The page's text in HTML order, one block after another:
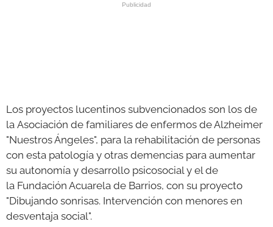
Los proyectos lucentinos subvencionados son los de
la Asociación de familiares de enfermos de Alzheimer
"Nuestros Ángeles", para la rehabilitación de personas
con esta patología y otras demencias para aumentar
su autonomía y desarrollo psicosocial y el de
la Fundación Acuarela de Barrios, con su proyecto
"Dibujando sonrisas. Intervención con menores en
desventaja social".